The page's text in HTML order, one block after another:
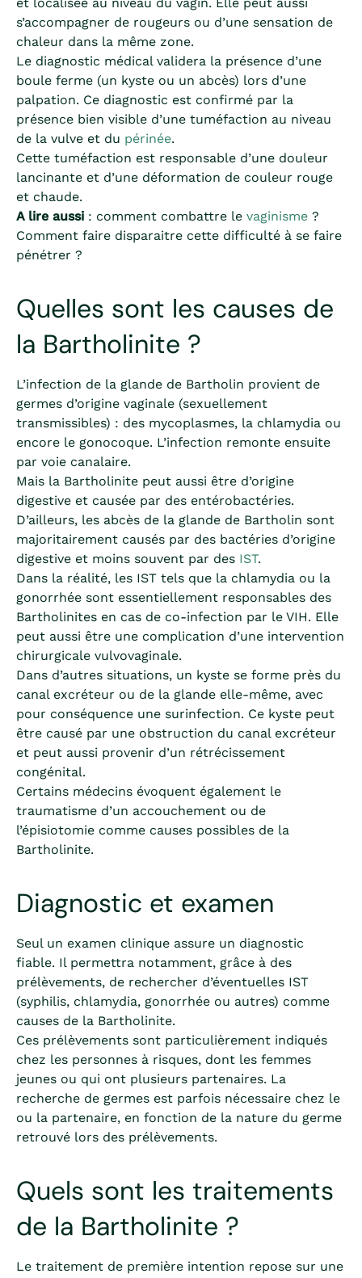
s’accompagner de rougeurs ou d’une sensation de
chaleur dans la même zone.
Le diagnostic médical validera la présence d’une
boule ferme (un kyste ou un abcès) lors d’une
palpation. Ce diagnostic est confirmé par la
présence bien visible d’une tuméfaction au niveau
de la vulve et du périnée.
Cette tuméfaction est responsable d’une douleur
lancinante et d’une déformation de couleur rouge
et chaude.
A lire aussi : comment combattre le vaginisme ?
Comment faire disparaitre cette difficulté à se faire
pénétrer ?
Quelles sont les causes de
la Bartholinite ?
L’infection de la glande de Bartholin provient de
germes d’origine vaginale (sexuellement
transmissibles) : des mycoplasmes, la chlamydia ou
encore le gonocoque. L’infection remonte ensuite
par voie canalaire.
Mais la Bartholinite peut aussi être d’origine
digestive et causée par des entérobactéries.
D’ailleurs, les abcès de la glande de Bartholin sont
majoritairement causés par des bactéries d’origine
digestive et moins souvent par des IST.
Dans la réalité, les IST tels que la chlamydia ou la
gonorrhée sont essentiellement responsables des
Bartholinites en cas de co-infection par le VIH. Elle
peut aussi être une complication d’une intervention
chirurgicale vulvovaginale.
Dans d’autres situations, un kyste se forme près du
canal excréteur ou de la glande elle-même, avec
pour conséquence une surinfection. Ce kyste peut
être causé par une obstruction du canal excréteur
et peut aussi provenir d’un rétrécissement
congénital.
Certains médecins évoquent également le
traumatisme d’un accouchement ou de
l’épisiotomie comme causes possibles de la
Bartholinite.
Diagnostic et examen
Seul un examen clinique assure un diagnostic
fiable. Il permettra notamment, grâce à des
prélèvements, de rechercher d’éventuelles IST
(syphilis, chlamydia, gonorrhée ou autres) comme
causes de la Bartholinite.
Ces prélèvements sont particulièrement indiqués
chez les personnes à risques, dont les femmes
jeunes ou qui ont plusieurs partenaires. La
recherche de germes est parfois nécessaire chez le
ou la partenaire, en fonction de la nature du germe
retrouvé lors des prélèvements.
Quels sont les traitements
de la Bartholinite ?
Le traitement de première intention repose sur une